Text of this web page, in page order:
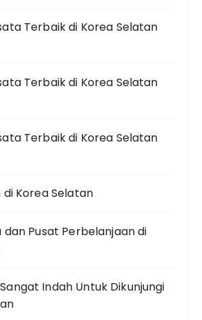
Terbaik di Korea Selatan
Terbaik di Korea Selatan
Terbaik di Korea Selatan
di Korea Selatan
Pusat Perbelanjaan di
Indah Untuk Dikunjungi